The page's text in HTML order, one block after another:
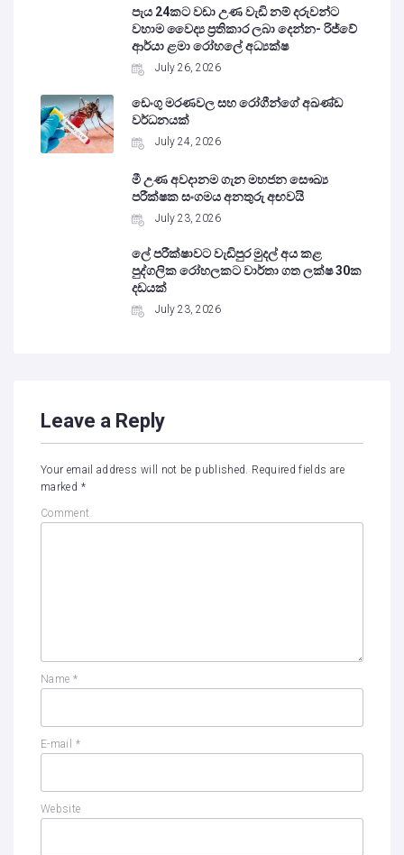
පැය 24කට වඩා උණ වැඩි නම් දරුවන්ට
වහාම වෛද්‍ය ප්‍රතිකාර ලබා දෙන්න- රිජ්වේ
ආර්යා ළමා රෝහලේ අධ්‍යක්ෂ
July 26, 2026
ඩෙංගු මරණවල සහ රෝගීන්ගේ අඛණ්ඩ
වර්ධනයක්
July 24, 2026
මී උණ අවදානම ගැන මහජන සෞඛ්‍ය
පරීක්ෂක සංගමය අනතුරු අඟවයි
July 23, 2026
ලේ පරීක්ෂාවට වැඩිපුර මුදල් අය කළ
පුද්ගලික රෝහලකට වාර්තා ගත ලක්ෂ 30ක
දඩයක්
July 23, 2026
Leave a Reply
Your email address will not be published. Required fields are
marked *
Comment
Name *
E-mail *
Website